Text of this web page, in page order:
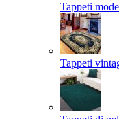
Tappeti
Tappeti